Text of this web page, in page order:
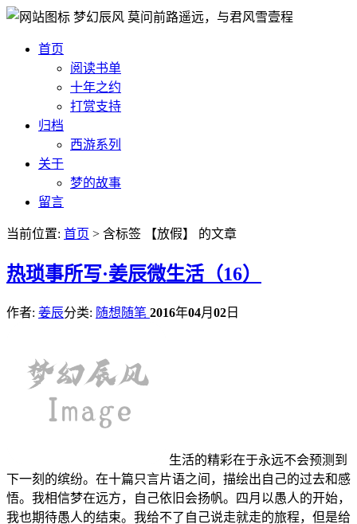
梦幻辰风 莫问前路遥远，与君风雪壹程
首页
阅读书单
十年之约
打赏支持
归档
西游系列
关于
梦的故事
留言
当前位置: 首页 > 含标签 【放假】 的文章
热琐事所写·姜辰微生活（16）
作者: 姜辰分类: 随想随笔 2016年04月 02 日
生活的精彩在于永远不会预测到
下一刻的缤纷。在十篇只言片语之间，描绘出自己的过去和感
悟。我相信梦在远方，自己依旧会扬帆。四月以愚人的开始，
我也期待愚人的结束。我给不了自己说走就走的旅程，但是给